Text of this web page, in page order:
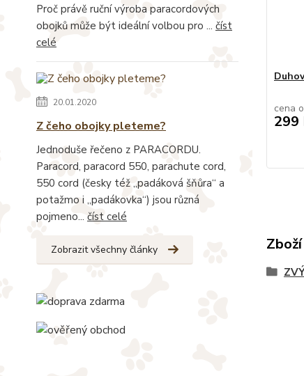
Proč právě ruční výroba paracordových
obojků může být ideální volbou pro ... číst
celé
20.01.2020
Z čeho obojky pleteme?
Jednoduše řečeno z PARACORDU.
Paracord, paracord 550, parachute cord,
550 cord (česky též „padáková šňůra“ a
potažmo i „padákovka“) jsou různá
pojmeno... číst celé
Zobrazit všechny články
cena
299